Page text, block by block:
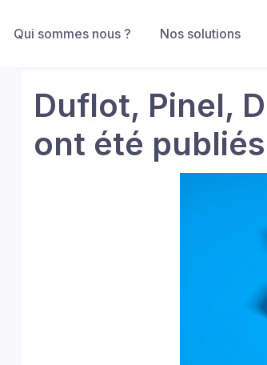
Qui sommes nous ? Nos solutions
Duflot, Pinel,
ont été publiés